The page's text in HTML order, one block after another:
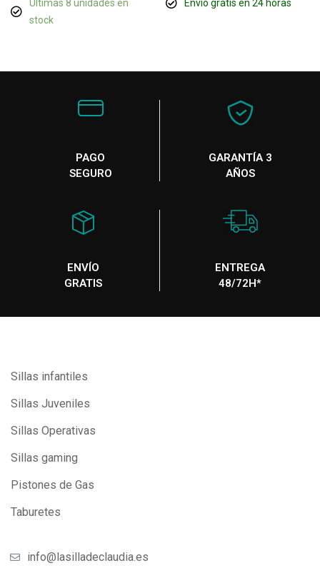
Últimas 8 unidades en
stock
Envío gratis en 24 horas
ENVÍO
GRATIS
PAGO
SEGURO
ENTREGA
48/72H*
GARANTÍA 3
AÑOS
Sillas infantiles
Sillas Juveniles
Sillas Operativas
Sillas gaming
Pistones de Gas
Taburetes
info@lasilladeclaudia.es